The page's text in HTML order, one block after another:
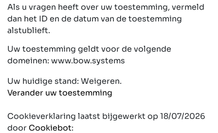
Als u vragen heeft over uw toestemming, vermeld
dan het ID en de datum van de toestemming
alstublieft.
Uw toestemming geldt voor de volgende
domeinen: www.bow.systems
Uw huidige stand: Weigeren.
Verander uw toestemming
Cookieverklaring laatst bijgewerkt op 18/07/2026
door Cookiebot: